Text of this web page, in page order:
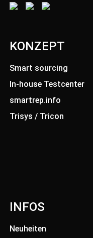
KONZEPT
Smart sourcing
In-house Testcenter
smartrep.info
Trisys / Tricon
INFOS
Neuheiten